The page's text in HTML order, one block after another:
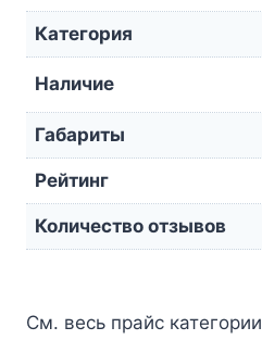
Категория
Наличие
Габариты
Рейтинг
Количество отзывов
См. весь прайс категории